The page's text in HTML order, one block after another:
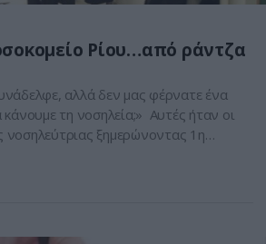
Ρίου…από ράντζα
αλλά δεν μας φέρνατε ένα
κάνουμε τη νοσηλεία;» Αυτές ήταν οι
νοσηλεύτριας ξημερώνοντας 1η
να προσφέρουν ένα κομμάτι
[…]